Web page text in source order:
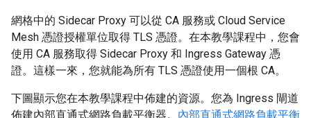
網格中的 Sidecar Proxy 可以從 CA 服務或 Cloud Service
Mesh 憑證授權單位取得 TLS 憑證。在本教學課程中，您會
使用 CA 服務取得 Sidecar Proxy 和 Ingress Gateway 憑
證。這樣一來，您就能為所有 TLS 憑證使用一個根 CA。
下圖顯示您在本教學課程中佈建的資源。您為 Ingress 閘道
佈建內部直通式網路負載平衡器。 內部直通式網路負載平衡